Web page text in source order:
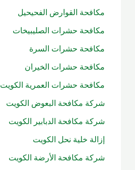
مكافحة القوارض الفحيحيل
مكافحة حشرات الصليبيخات
مكافحة حشرات السرة
مكافحة حشرات الخيران
مكافحة حشرات العمرية الكويت
شركة مكافحة البعوض الكويت
شركة مكافحة الدبابير الكويت
إزالة خلية نحل الكويت
شركة مكافحة الأرضة الكويت